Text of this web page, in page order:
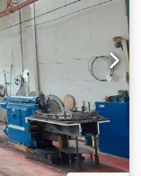
Netzanschluß
hängend, frei
- Katzfahren
mit
Platzbedarf (nur
mm Gewicht
befindet sich in